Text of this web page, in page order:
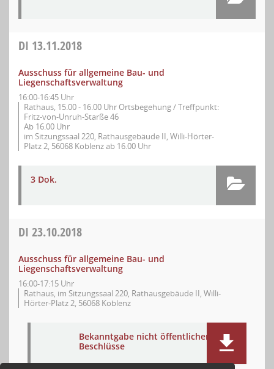
DI 13.11.2018
Ausschuss für allgemeine Bau- und
Liegenschaftsverwaltung
16:00-16:45 Uhr
Rathaus, 15.00 - 16.00 Uhr Ortsbegehung / Treffpunkt:
Fritz-von-Unruh-Starße 46
Ab 16.00 Uhr
im Sitzungssaal 220, Rathausgebäude II, Willi-Hörter-
Platz 2, 56068 Koblenz ab 16.00 Uhr
3 Dok.
DI 23.10.2018
Ausschuss für allgemeine Bau- und
Liegenschaftsverwaltung
16:00-17:15 Uhr
Rathaus, im Sitzungssaal 220, Rathausgebäude II, Willi-
Hörter-Platz 2, 56068 Koblenz
Bekanntgabe nicht öffentlicher
Beschlüsse